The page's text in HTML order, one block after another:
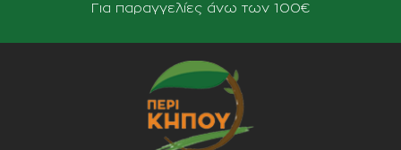
Για παραγγελίες άνω των 100€